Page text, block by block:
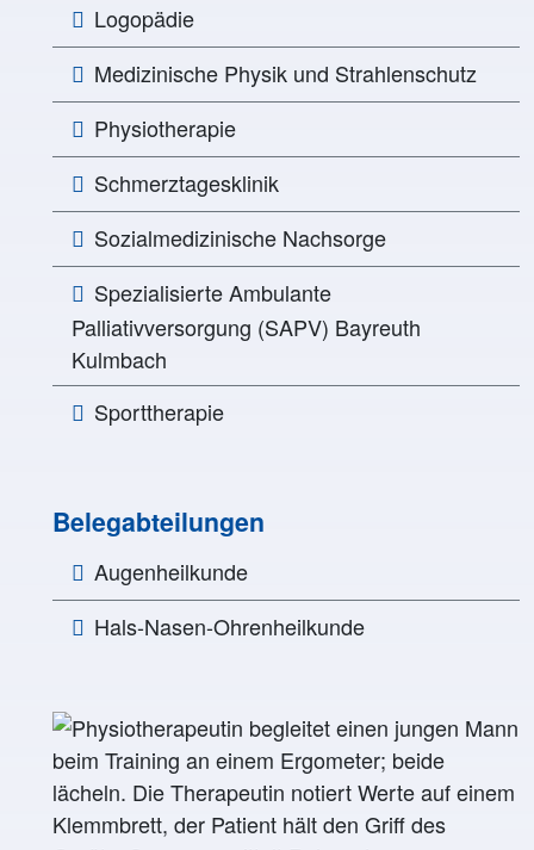
Logopädie
Medizinische Physik und Strahlenschutz
Physiotherapie
Schmerztagesklinik
Sozialmedizinische Nachsorge
Spezialisierte Ambulante
Palliativversorgung (SAPV) Bayreuth
Kulmbach
Sporttherapie
Belegabteilungen
Augenheilkunde
Hals-Nasen-Ohrenheilkunde